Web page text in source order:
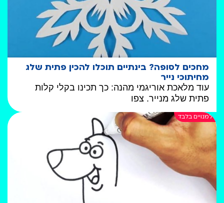
מחכים לסופה? בינתיים תוכלו להכין פתית שלג
מחיתוכי נייר
עוד מלאכת אוריגמי מהנה: כך תכינו בקלי קלות
פתית שלג מנייר. צפו